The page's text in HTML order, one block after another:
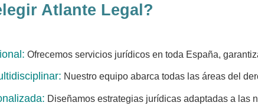
Atlante Legal?
Ofrecemos servicios jurídicos en toda España,
Nuestro equipo abarca todas las áreas del
Diseñamos estrategias jurídicas adaptadas a las